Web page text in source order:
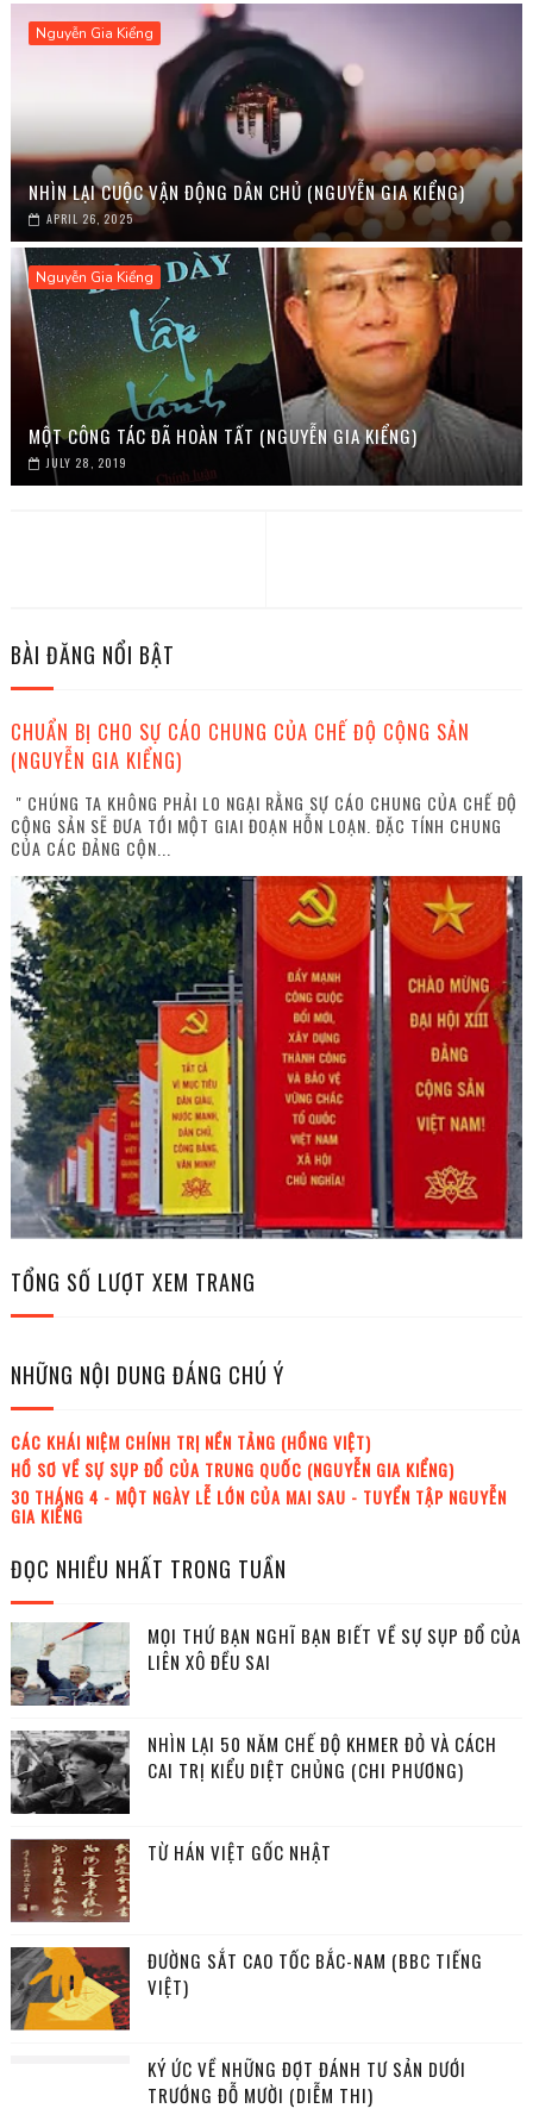
Nguyễn Gia Kiểng
NHÌN LẠI CUỘC VẬN ĐỘNG DÂN CHỦ (NGUYỄN GIA KIỂNG)
APRIL 26, 2025
Nguyễn Gia Kiểng
MỘT CÔNG TÁC ĐÃ HOÀN TẤT (NGUYỄN GIA KIỂNG)
JULY 28, 2019
BÀI ĐĂNG NỔI BẬT
CHUẨN BỊ CHO SỰ CÁO CHUNG CỦA CHẾ ĐỘ CỘNG SẢN
(NGUYỄN GIA KIỂNG)
" CHÚNG TA KHÔNG PHẢI LO NGẠI RẰNG SỰ CÁO CHUNG CỦA CHẾ ĐỘ
CỘNG SẢN SẼ ĐƯA TỚI MỘT GIAI ĐOẠN HỖN LOẠN. ĐẶC TÍNH CHUNG
CỦA CÁC ĐẢNG CỘN...
TỔNG SỐ LƯỢT XEM TRANG
NHỮNG NỘI DUNG ĐÁNG CHÚ Ý
CÁC KHÁI NIỆM CHÍNH TRỊ NỀN TẢNG (HỒNG VIỆT)
HỒ SƠ VỀ SỰ SỤP ĐỔ CỦA TRUNG QUỐC (NGUYỄN GIA KIỂNG)
30 THÁNG 4 - MỘT NGÀY LỄ LỚN CỦA MAI SAU - TUYỂN TẬP NGUYỄN
GIA KIỂNG
ĐỌC NHIỀU NHẤT TRONG TUẦN
MỌI THỨ BẠN NGHĨ BẠN BIẾT VỀ SỰ SỤP ĐỔ CỦA
LIÊN XÔ ĐỀU SAI
NHÌN LẠI 50 NĂM CHẾ ĐỘ KHMER ĐỎ VÀ CÁCH
CAI TRỊ KIỂU DIỆT CHỦNG (CHI PHƯƠNG)
TỪ HÁN VIỆT GỐC NHẬT
ĐƯỜNG SẮT CAO TỐC BẮC-NAM (BBC TIẾNG
VIỆT)
KÝ ỨC VỀ NHỮNG ĐỢT ĐÁNH TƯ SẢN DƯỚI
TRƯỚNG ĐỖ MƯỜI (DIỄM THI)